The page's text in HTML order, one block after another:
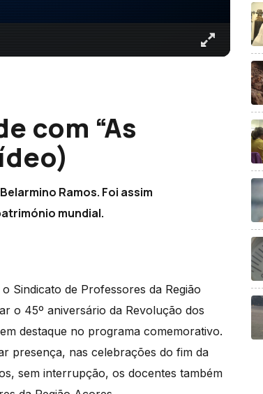
com “As
Ramos. Foi assim
mundial.
Sindicato de Professores da Região
o 45º aniversário da Revolução dos
destaque no programa comemorativo.
presença, nas celebrações do fim da
sem interrupção, os docentes também